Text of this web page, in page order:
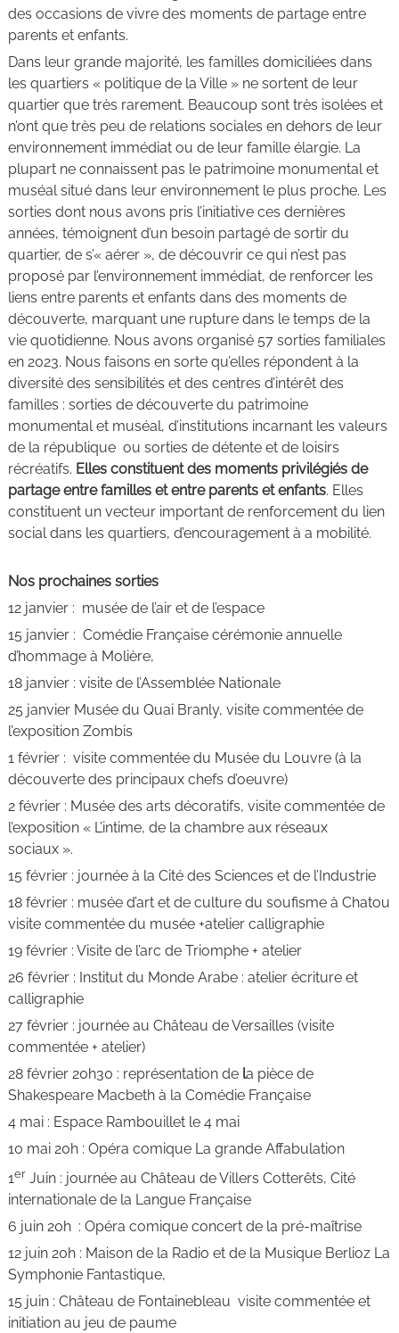
des occasions de vivre des moments de partage entre
parents et enfants.
Dans leur grande majorité, les familles domiciliées dans
les quartiers « politique de la Ville » ne sortent de leur
quartier que très rarement. Beaucoup sont très isolées et
n’ont que très peu de relations sociales en dehors de leur
environnement immédiat ou de leur famille élargie. La
plupart ne connaissent pas le patrimoine monumental et
muséal situé dans leur environnement le plus proche. Les
sorties dont nous avons pris l’initiative ces dernières
années, témoignent d’un besoin partagé de sortir du
quartier, de s’« aérer », de découvrir ce qui n’est pas
proposé par l’environnement immédiat, de renforcer les
liens entre parents et enfants dans des moments de
découverte, marquant une rupture dans le temps de la
vie quotidienne. Nous avons organisé 57 sorties familiales
en 2023. Nous faisons en sorte qu’elles répondent à la
diversité des sensibilités et des centres d’intérêt des
familles : sorties de découverte du patrimoine
monumental et muséal, d’institutions incarnant les valeurs
de la république ou sorties de détente et de loisirs
récréatifs. Elles constituent des moments privilégiés de
partage entre familles et entre parents et enfants. Elles
constituent un vecteur important de renforcement du lien
social dans les quartiers, d’encouragement à a mobilité.
Nos prochaines sorties
12 janvier : musée de l’air et de l’espace
15 janvier : Comédie Française cérémonie annuelle
d’hommage à Molière,
18 janvier : visite de l’Assemblée Nationale
25 janvier Musée du Quai Branly, visite commentée de
l’exposition Zombis
1 février : visite commentée du Musée du Louvre (à la
découverte des principaux chefs d’oeuvre)
2 février : Musée des arts décoratifs, visite commentée de
l’exposition « L’intime, de la chambre aux réseaux
sociaux ».
15 février : journée à la Cité des Sciences et de l’Industrie
18 février : musée d’art et de culture du soufisme à Chatou
visite commentée du musée +atelier calligraphie
19 février : Visite de l’arc de Triomphe + atelier
26 février : Institut du Monde Arabe : atelier écriture et
calligraphie
27 février : journée au Château de Versailles (visite
commentée + atelier)
28 février 20h30 : représentation dela pièce de
Shakespeare Macbeth à la Comédie Française
4 mai : Espace Rambouillet le 4 mai
10 mai 20h : Opéra comique La grande Affabulation
1erJuin : journée au Château de Villers Cotterêts, Cité
internationale de la Langue Française
6 juin 20h : Opéra comique concert de la pré-maîtrise
12 juin 20h : Maison de la Radio et de la Musique Berlioz La
Symphonie Fantastique,
15 juin : Château de Fontainebleau visite commentée et
initiation au jeu de paume